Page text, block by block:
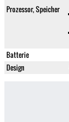
Prozessor, Speicher
Batterie
Design